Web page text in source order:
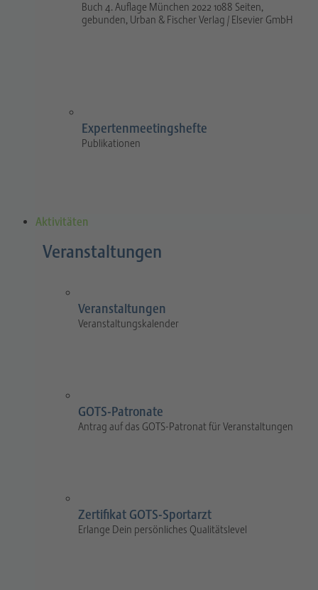
Buch 4. Auflage München 2022 1088 Seiten,
gebunden, Urban & Fischer Verlag / Elsevier GmbH
Expertenmeetingshefte
Publikationen
Aktivitäten
Veranstaltungen
Veranstaltungen
Veranstaltungskalender
GOTS-Patronate
Antrag auf das GOTS-Patronat für Veranstaltungen
Zertifikat GOTS-Sportarzt
Erlange Dein persönliches Qualitätslevel